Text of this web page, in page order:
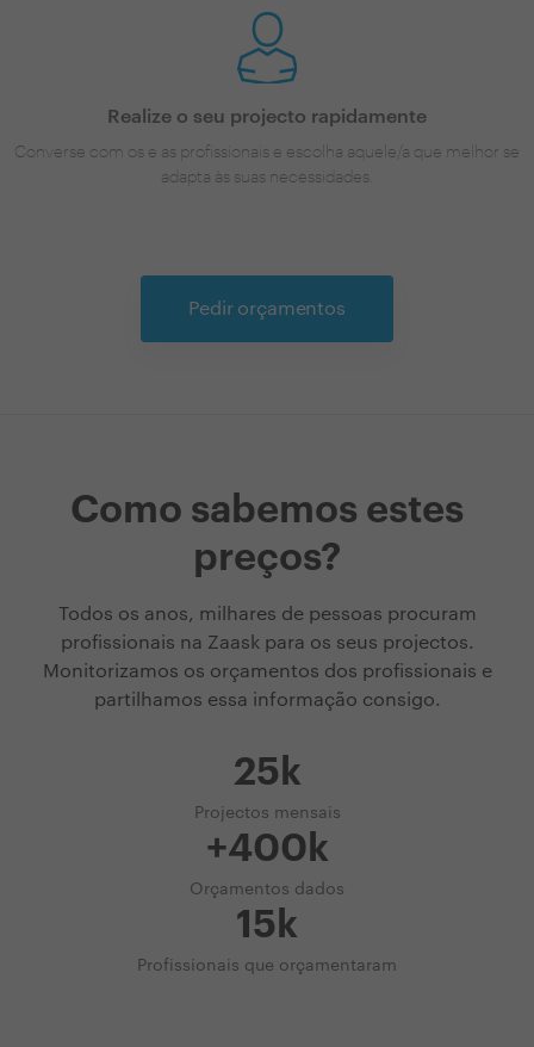
Realize o seu projecto rapidamente
Converse com os e as profissionais e escolha aquele/a que melhor se
adapta às suas necessidades.
Pedir orçamentos
Como sabemos estes
preços?
Todos os anos, milhares de pessoas procuram
profissionais na Zaask para os seus projectos.
Monitorizamos os orçamentos dos profissionais e
partilhamos essa informação consigo.
25k
Projectos mensais
+400k
Orçamentos dados
15k
Profissionais que orçamentaram